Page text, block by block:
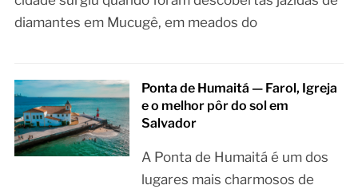
diamantes em Mucugê, em meados do
Ponta de Humaitá — Farol, Igreja
e o melhor pôr do sol em
Salvador
A Ponta de Humaitá é um dos
lugares mais charmosos de